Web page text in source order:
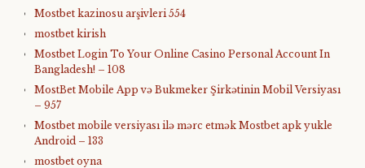
Mostbet kazinosu arşivleri 554
mostbet kirish
Mostbet Login To Your Online Casino Personal Account In
Bangladesh! – 108
MostBet Mobile App və Bukmeker Şirkətinin Mobil Versiyası
– 957
Mostbet mobile versiyası ilə mərc etmək Mostbet apk yukle
Android – 133
mostbet oyna